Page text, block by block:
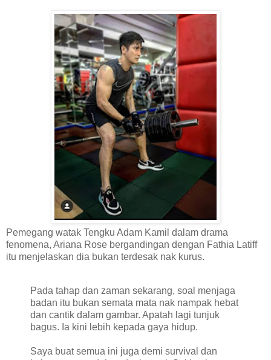
Pemegang watak Tengku Adam Kamil dalam drama
fenomena, Ariana Rose bergandingan dengan Fathia Latiff
itu menjelaskan dia bukan terdesak nak kurus.
Pada tahap dan zaman sekarang, soal menjaga
badan itu bukan semata mata nak nampak hebat
dan cantik dalam gambar. Apatah lagi tunjuk
bagus. Ia kini lebih kepada gaya hidup.
Saya buat semua ini juga demi survival dan